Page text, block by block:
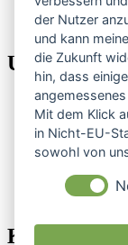
CompElo
Alle Produkte
Über uns
Referenzen
Preise
Blog
Status
Kundenlogin
Kontakt
der Nutzer
und kann
die Zukunft
hin, dass
Mit dem Klick
in Nicht-EU-
sowohl von
werden